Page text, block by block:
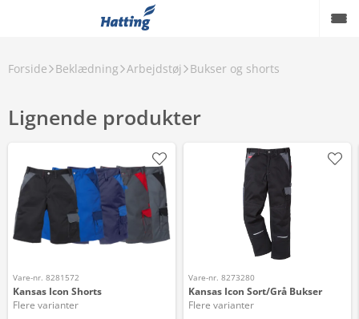
Forside Beklædning Arbejdstøj Bukser og shorts
Lignende produkter
Vare-nr. 8281572
Kansas Icon Shorts
Flere varianter
Vare-nr. 8273280
Kansas Icon Sort/Grå Bukser
Flere varianter